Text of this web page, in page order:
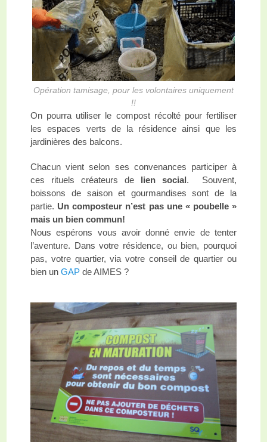
Opération tamisage, pour les volontaires uniquement
!!
On pourra utiliser le compost récolté pour fertiliser
les espaces verts de la résidence ainsi que les
jardinières des balcons.
Chacun vient selon ses convenances participer à
ces rituels créateurs de lien social. Souvent,
boissons de saison et gourmandises sont de la
partie. Un composteur n’est pas une « poubelle »
mais un bien commun!
Nous espérons vous avoir donné envie de tenter
l’aventure. Dans votre résidence, ou bien, pourquoi
pas, votre quartier, via votre conseil de quartier ou
bien unGAP de AIMES ?